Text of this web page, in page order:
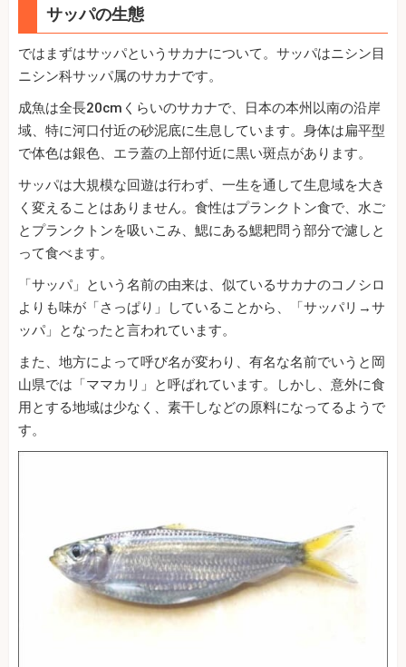
サッパの生態
ではまずはサッパというサカナについて。サッパはニシン目
ニシン科サッパ属のサカナです。
成魚は全長20cmくらいのサカナで、日本の本州以南の沿岸
域、特に河口付近の砂泥底に生息しています。身体は扁平型
で体色は銀色、エラ蓋の上部付近に黒い斑点があります。
サッパは大規模な回遊は行わず、一生を通して生息域を大き
く変えることはありません。食性はプランクトン食で、水ご
とプランクトンを吸いこみ、鰓にある鰓耙問う部分で濾しと
って食べます。
「サッパ」という名前の由来は、似ているサカナのコノシロ
よりも味が「さっぱり」していることから、「サッパリ→サ
ッパ」となったと言われています。
また、地方によって呼び名が変わり、有名な名前でいうと岡
山県では「ママカリ」と呼ばれています。しかし、意外に食
用とする地域は少なく、素干しなどの原料になってるようで
す。